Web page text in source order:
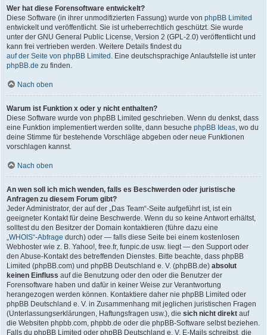
Wer hat diese Forensoftware entwickelt?
Diese Software (in ihrer unmodifizierten Fassung) wurde von phpBB Limited
entwickelt und veröffentlicht. Sie ist urheberrechtlich geschützt. Sie wurde
unter der GNU General Public License, Version 2 (GPL-2.0) veröffentlicht und
kann frei vertrieben werden. Weitere Details findest du
auf der Seite von phpBB Limited . Eine deutschsprachige Anlaufstelle ist unter
phpBB.de zu finden.
Nach oben
Warum ist Funktion x oder y nicht enthalten?
Diese Software wurde von phpBB Limited geschrieben. Wenn du denkst, dass
eine Funktion implementiert werden sollte, dann besuche phpBB Ideas, wo du
deine Stimme für bestehende Vorschläge abgeben oder neue Funktionen
vorschlagen kannst.
Nach oben
An wen soll ich mich wenden, falls es Beschwerden oder juristische
Anfragen zu diesem Forum gibt?
Jeder Administrator, der auf der „Das Team“-Seite aufgeführt ist, ist ein
geeigneter Kontakt für deine Beschwerde. Wenn du so keine Antwort erhältst,
solltest du den Besitzer der Domain kontaktieren (führe dazu eine
„WHOIS“-Abfrage durch) oder — falls diese Seite bei einem kostenlosen
Webhoster wie z. B. Yahoo!, free.fr, funpic.de usw. liegt — den Support oder
den Abuse-Kontakt des betreffenden Dienstes. Bitte beachte, dass phpBB
Limited (phpBB.com) und phpBB Deutschland e. V. (phpBB.de) absolut
keinen Einfluss auf die Benutzung oder den oder die Benutzer der
Forensoftware haben und dafür in keiner Weise zur Verantwortung
herangezogen werden können. Kontaktiere daher nie phpBB Limited oder
phpBB Deutschland e. V. in Zusammenhang mit jeglichen juristischen Fragen
(Unterlassungserklärungen, Haftungsfragen usw.), die sich nicht direkt auf
die Websiten phpbb.com, phpbb.de oder die phpBB-Software selbst beziehen.
Falls du phpBB Limited oder phpBB Deutschland e. V. E-Mails schreibst, die